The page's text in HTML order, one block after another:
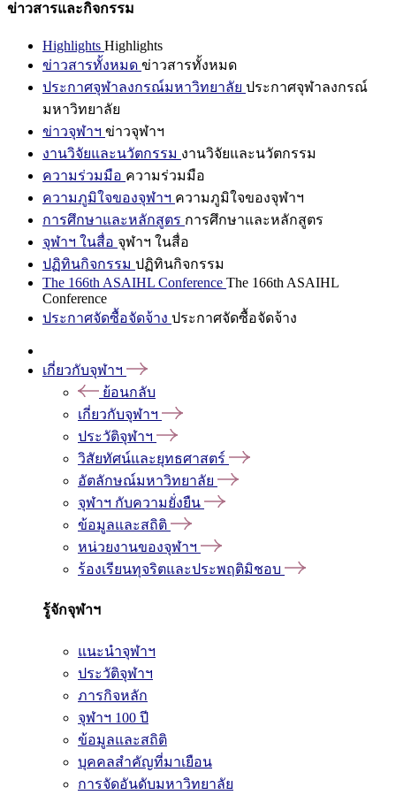
ข่าวสารและกิจกรรม
Highlights Highlights
ข่าวสารทั้งหมด ข่าวสารทั้งหมด
ประกาศจุฬาลงกรณ์มหาวิทยาลัย ประกาศจุฬาลงกรณ์
มหาวิทยาลัย
ข่าวจุฬาฯ ข่าวจุฬาฯ
งานวิจัยและนวัตกรรม งานวิจัยและนวัตกรรม
ความร่วมมือ ความร่วมมือ
ความภูมิใจของจุฬาฯ ความภูมิใจของจุฬาฯ
การศึกษาและหลักสูตร การศึกษาและหลักสูตร
จุฬาฯ ในสื่อ จุฬาฯ ในสื่อ
ปฏิทินกิจกรรม ปฏิทินกิจกรรม
The 166th ASAIHL Conference The 166th ASAIHL
Conference
ประกาศจัดซื้อจัดจ้าง ประกาศจัดซื้อจัดจ้าง
เกี่ยวกับจุฬาฯ
ย้อนกลับ
เกี่ยวกับจุฬาฯ
ประวัติจุฬาฯ
วิสัยทัศน์และยุทธศาสตร์
อัตลักษณ์มหาวิทยาลัย
จุฬาฯ กับความยั่งยืน
ข้อมูลและสถิติ
หน่วยงานของจุฬาฯ
ร้องเรียนทุจริตและประพฤติมิชอบ
รู้จักจุฬาฯ
แนะนำจุฬาฯ
ประวัติจุฬาฯ
ภารกิจหลัก
จุฬาฯ 100 ปี
ข้อมูลและสถิติ
บุคคลสำคัญที่มาเยือน
การจัดอันดับมหาวิทยาลัย